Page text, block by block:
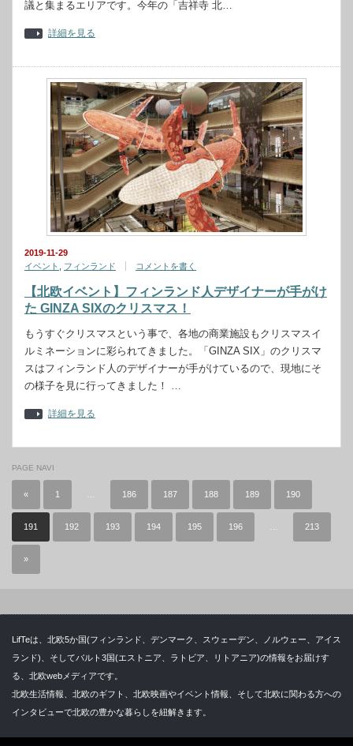
議と集まるエリアです。今年の「吉祥寺 北…
詳細を見る
2019-11-29
イベント
フィンランド コメントを書く
【北欧イベント】フィンランド人デザイナーが手がけ
た GINZA SIXのクリスマス！
もうすぐクリスマスという事で、各地の商業施設もクリスマスイ
ルミネーションに彩られてきました。「GINZA SIX」のクリスマ
スはフィンランド人のデザイナーが手がけているので、現地にそ
の様子を見に行ってきました！ …
詳細を見る
PAGE NAVI
« 1 186 187 188 189 190
191 192 193 194 195 196 213
»
LifTeは、北欧5か国(フィンランド、デンマーク、スウェーデン、ノルウェー、アイス
ランド)、そしてバルト3国(エストニア、ラトビア、リトアニア)の情報をお届けす
る、北欧webメディアです。
北欧生活情報、北欧のギフト、北欧映画やイベント情報、そして北欧に関わる方への
インタビューで北欧の豊かな暮らしを紐解きます。